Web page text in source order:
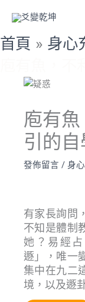
主
要
首頁
身心
庖有
引的
發佈留言 / 身
有家長詢問
不知是體制
她？易經
遯」，唯一
集中在九二
境，以及遯